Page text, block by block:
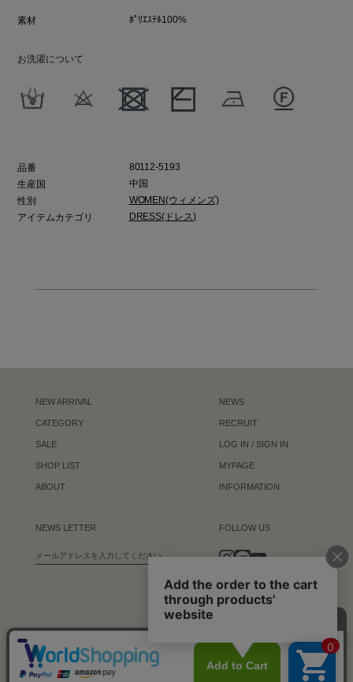
素材 ﾎﾟﾘｴｽﾃﾙ100%
お洗濯について
品番
80112-5193
生産国
中国
性別
WOMEN(ウィメンズ)
アイテムカテゴリ
DRESS(ドレス)
NEW ARRIVAL
CATEGORY
SALE
SHOP LIST
ABOUT
NEWS LETTER
NEWS
RECRUIT
LOG IN / SIGN IN
MYPAGE
INFORMATION
FOLLOW US